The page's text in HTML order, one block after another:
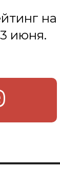
на
июня.